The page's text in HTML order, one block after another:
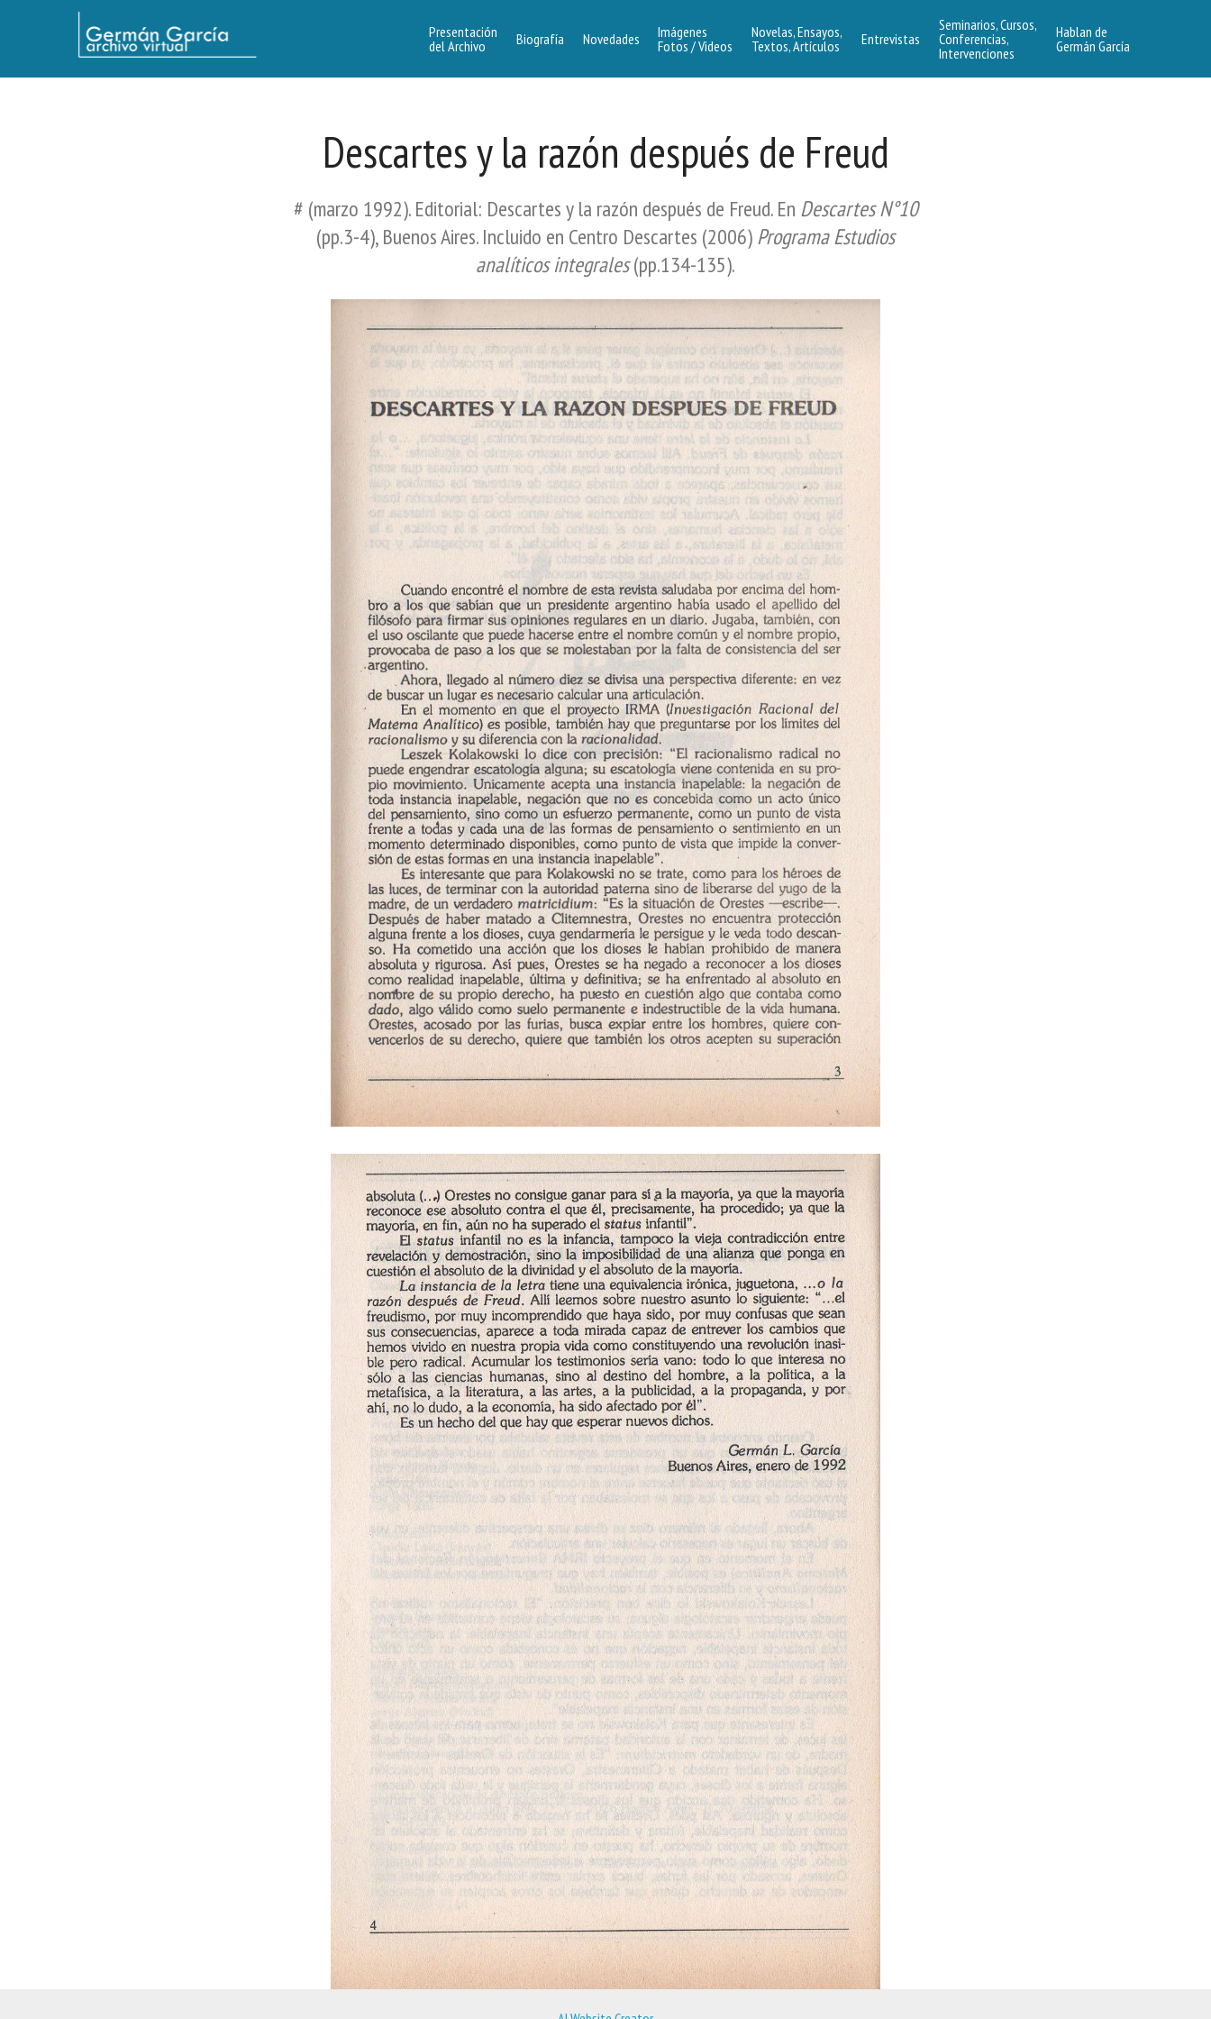
Germán García - Archivo Virtual / Centro Descartes, Buenos Aires
Presentación
del Archivo
Biografía Novedades
Imágenes
Fotos / Videos
Novelas, Ensayos,
Textos, Artículos
Entrevistas
Seminarios, Cursos,
Conferencias,
Intervenciones
Hablan de
Germán García
Descartes y la razón después de Freud
# (marzo 1992). Editorial: Descartes y la razón después de Freud. En Descartes N°10
(pp.3-4), Buenos Aires. Incluido en Centro Descartes (2006)Programa Estudios
analíticos integrales(pp.134-135).